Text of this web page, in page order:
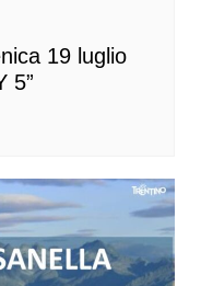
19 luglio
5”